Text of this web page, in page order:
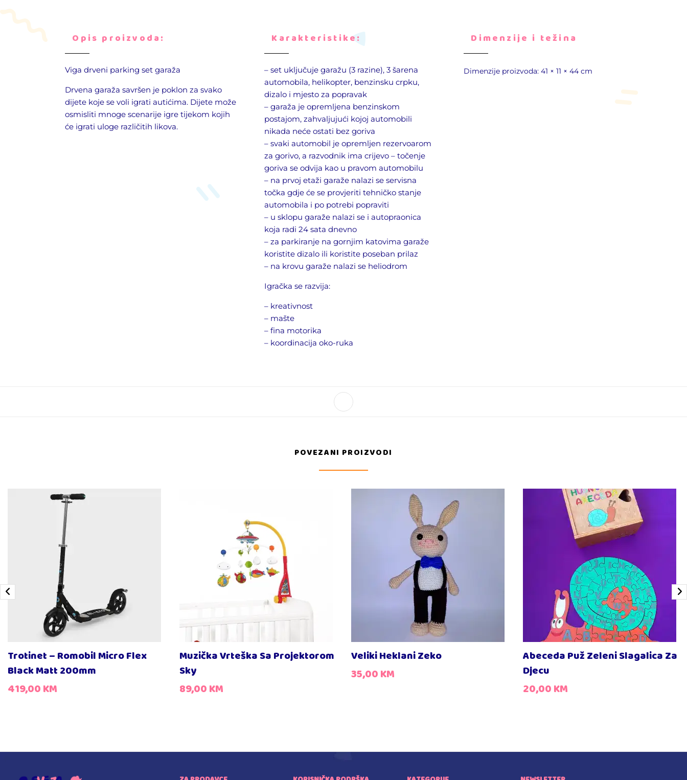
Opis proizvoda:
Viga drveni parking set garaža
Drvena garaža savršen je poklon za svako
dijete koje se voli igrati autićima. Dijete može
osmisliti mnoge scenarije igre tijekom kojih
će igrati uloge različitih likova.
Karakteristike:
– set uključuje garažu (3 razine), 3 šarena
automobila, helikopter, benzinsku crpku,
dizalo i mjesto za popravak
– garaža je opremljena benzinskom
postajom, zahvaljujući kojoj automobili
nikada neće ostati bez goriva
– svaki automobil je opremljen rezervoarom
za gorivo, a razvodnik ima crijevo – točenje
goriva se odvija kao u pravom automobilu
– na prvoj etaži garaže nalazi se servisna
točka gdje će se provjeriti tehničko stanje
automobila i po potrebi popraviti
– u sklopu garaže nalazi se i autopraonica
koja radi 24 sata dnevno
– za parkiranje na gornjim katovima garaže
koristite dizalo ili koristite poseban prilaz
– na krovu garaže nalazi se heliodrom
Igračka se razvija:
– kreativnost
– mašte
– fina motorika
– koordinacija oko-ruka
Dimenzije i težina
Dimenzije proizvoda: 41 × 11 × 44 cm
POVEZANI PROIZVODI
Trotinet – Romobil Micro Flex
Black Matt 200mm
419,00KM
Muzička Vrteška Sa Projektorom
Sky
89,00KM
Veliki Heklani Zeko
35,00KM
Abeceda Puž Zeleni Slagalica Za
Djecu
20,00KM